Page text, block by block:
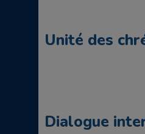
Unité des
Dialogue